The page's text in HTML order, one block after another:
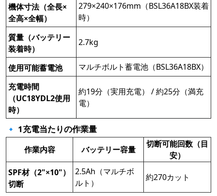
機体寸法（全長×
全高×全幅）
279×240×176mm（BSL36A18BX装着
時）
質量（バッテリー
装着時）
2.7kg
使用可能蓄電池
マルチボルト蓄電池（BSL36A18BX）
充電時間
（UC18YDL2使用
時）
約19分（実用充電） / 約25分（満充
電）
🔹 1充電当たりの作業量
作業内容 バッテリー容量
切断可能回数（目
安）
SPF材（2"×10"）
切断
2.5Ah（マルチボ
ルト）
約270カット